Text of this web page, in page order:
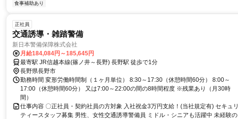
食事補助あり
正社員
交通誘導・雑踏警備
新日本警備保障株式会社
月給184,084円～185,645円
最寄駅 JR信越本線(篠ノ井～長野) 長野駅 徒歩で1分
長野県長野市
勤務時間 変形労働時間制（１ヶ月単位） 8:30～17:30（休憩時間60分） 8:00～
17:00（休憩時間60分） 又は7:00～22:00の間の8時間程度 ※残業あり（月30時
間）
仕事内容 〇正社員・契約社員の方対象 入社祝金3万円支給！(当社規定有) セキュリ
ティースタッフ募集 男性、女性交通誘導警備員 ミドル・シニアも活躍中 未経験の